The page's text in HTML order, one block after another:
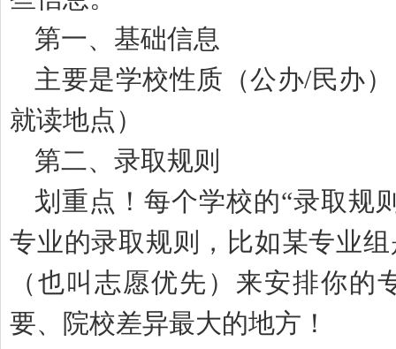
第一、基础信息
主要是学校性质（公办/民办
就读地点）
第二、录取规则
划重点！每个学校的“录取规
专业的录取规则，比如某专业
（也叫志愿优先）来安排你
要、院校差异最大的地方！